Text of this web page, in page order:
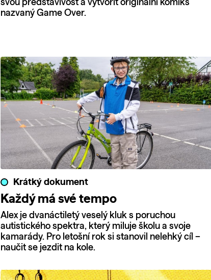
svou představivost a vytvořit originální komiks
nazvaný Game Over.
Krátký dokument
Každý má své tempo
Alex je dvanáctiletý veselý kluk s poruchou
autistického spektra, který miluje školu a svoje
kamarády. Pro letošní rok si stanovil nelehký cíl –
naučit se jezdit na kole.